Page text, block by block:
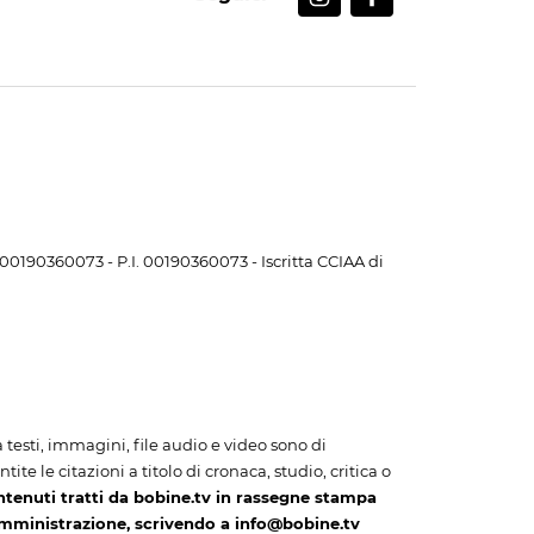
- P.I. 00190360073 - Iscritta CCIAA di
immagini, file audio e video sono di
le citazioni a titolo di cronaca, studio, critica o
tratti da bobine.tv in rassegne stampa
scrivendo a info@bobine.tv